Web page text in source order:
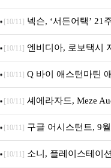
[10/11] 넥슨, ‘서든어택’ 21
이트
[10/11] 엔비디아, 로보택시
‘알파마요 2 슈퍼’ 상업적
[10/11] Q 바이 애스턴마틴
지 담은 ‘헤리티지 에디션
[10/11] 셰에라자드, Meze
[10/11] 구글 어시스턴트, 9
차 서비스 종료
[10/11] 소니, 플레이스테이